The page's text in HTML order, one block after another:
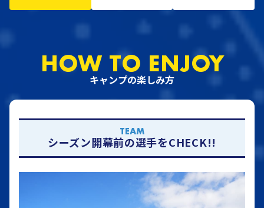
HOW TO ENJOY
キャンプの楽しみ方
TEAM
シーズン開幕前の選手をCHECK!!